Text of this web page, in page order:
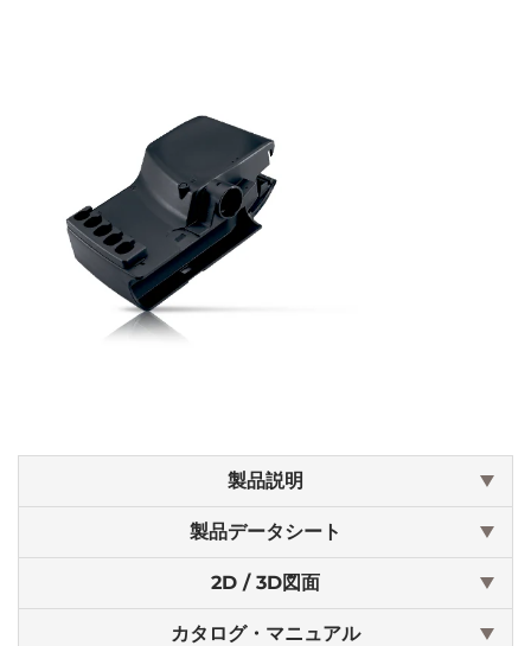
製品説明
製品データシート
2D / 3D図面
カタログ・マニュアル